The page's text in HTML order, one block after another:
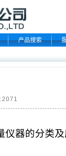
产品搜索
2071
仪器的分类